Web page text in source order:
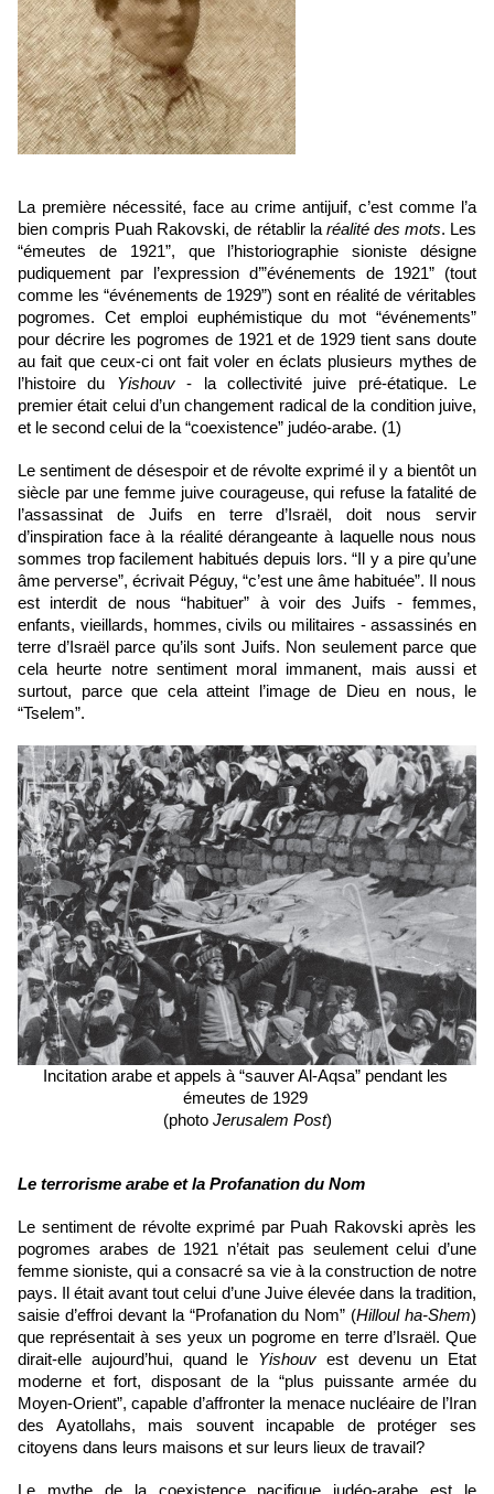
La première nécessité, face au crime antijuif, c’est comme l’a
bien compris Puah Rakovski, de rétablir la réalité des mots. Les
“émeutes de 1921”, que l’historiographie sioniste désigne
pudiquement par l’expression d’”événements de 1921” (tout
comme les “événements de 1929”) sont en réalité de véritables
pogromes. Cet emploi euphémistique du mot “événements”
pour décrire les pogromes de 1921 et de 1929 tient sans doute
au fait que ceux-ci ont fait voler en éclats plusieurs mythes de
l’histoire du Yishouv - la collectivité juive pré-étatique. Le
premier était celui d’un changement radical de la condition juive,
et le second celui de la “coexistence” judéo-arabe. (1)
Le sentiment de désespoir et de révolte exprimé il y a bientôt un
siècle par une femme juive courageuse, qui refuse la fatalité de
l’assassinat de Juifs en terre d’Israël, doit nous servir
d’inspiration face à la réalité dérangeante à laquelle nous nous
sommes trop facilement habitués depuis lors. “Il y a pire qu’une
âme perverse”, écrivait Péguy, “c’est une âme habituée”. Il nous
est interdit de nous “habituer” à voir des Juifs - femmes,
enfants, vieillards, hommes, civils ou militaires - assassinés en
terre d’Israël parce qu’ils sont Juifs. Non seulement parce que
cela heurte notre sentiment moral immanent, mais aussi et
surtout, parce que cela atteint l’image de Dieu en nous, le
“Tselem”.
Incitation arabe et appels à “sauver Al-Aqsa” pendant les
émeutes de 1929
(photo Jerusalem Post)
Le terrorisme arabe et la Profanation du Nom
Le sentiment de révolte exprimé par Puah Rakovski après les
pogromes arabes de 1921 n’était pas seulement celui d’une
femme sioniste, qui a consacré sa vie à la construction de notre
pays. Il était avant tout celui d’une Juive élevée dans la tradition,
saisie d’effroi devant la “Profanation du Nom” (Hilloul ha-Shem)
que représentait à ses yeux un pogrome en terre d’Israël. Que
dirait-elle aujourd’hui, quand le Yishouv est devenu un Etat
moderne et fort, disposant de la “plus puissante armée du
Moyen-Orient”, capable d’affronter la menace nucléaire de l’Iran
des Ayatollahs, mais souvent incapable de protéger ses
citoyens dans leurs maisons et sur leurs lieux de travail?